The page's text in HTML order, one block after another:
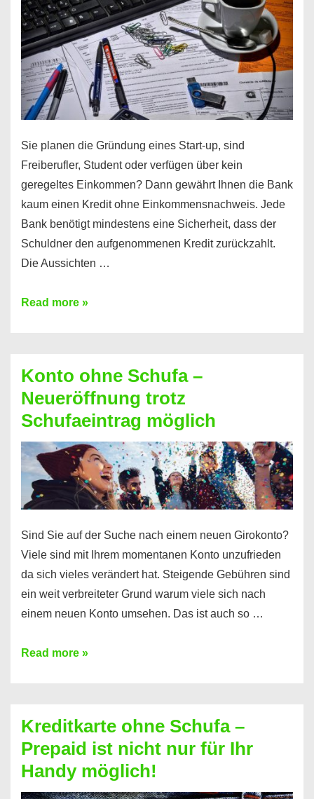
Sie planen die Gründung eines Start-up, sind
Freiberufler, Student oder verfügen über kein
geregeltes Einkommen? Dann gewährt Ihnen die Bank
kaum einen Kredit ohne Einkommensnachweis. Jede
Bank benötigt mindestens eine Sicherheit, dass der
Schuldner den aufgenommenen Kredit zurückzahlt.
Die Aussichten …
Mit
Sie
einen
Kredit
ohne
Einkommensnachweis
Read more »
Konto ohne Schufa –
Neueröffnung trotz
Schufaeintrag möglich
Sind Sie auf der Suche nach einem neuen Girokonto?
Viele sind mit Ihrem momentanen Konto unzufrieden
da sich vieles verändert hat. Steigende Gebühren sind
ein weit verbreiteter Grund warum viele sich nach
einem neuen Konto umsehen. Das ist auch so …
Konto
Neueröffnung
trotz
Schufaeintrag
möglich
Read more »
Kreditkarte ohne Schufa –
Prepaid ist nicht nur für Ihr
Handy möglich!